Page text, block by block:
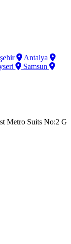
Antalya
Samsun
Metro Suits No:2 G